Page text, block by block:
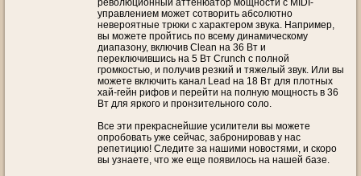
революционный аттенюатор мощности с MIDI-
управлением может сотворить абсолютно
невероятные трюки с характером звука. Например,
вы можете пройтись по всему динамическому
диапазону, включив Clean на 36 Вт и
переключившись на 5 Вт Crunch с полной
громкостью, и получив резкий и тяжелый звук. Или вы
можете включить канал Lead на 18 Вт для плотных
хай-гейн рифов и перейти на полную мощность в 36
Вт для яркого и пронзительного соло.
Все эти прекраснейшие усилители вы можете
опробовать уже сейчас, забронировав у нас
репетицию! Следите за нашими новостями, и скоро
вы узнаете, что же еще появилось на нашей базе.